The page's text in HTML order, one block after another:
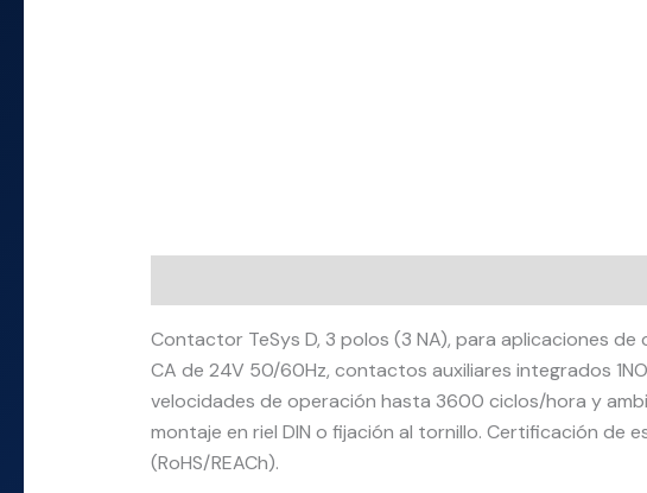
Contactor TeSys D, 3 polos (3 NA), para aplicaciones
CA de 24V 50/60Hz, contactos auxiliares integrados
velocidades de operación hasta 3600 ciclos/hora y
montaje en riel DIN o fijación al tornillo. Certificación de
(RoHS/REACh).